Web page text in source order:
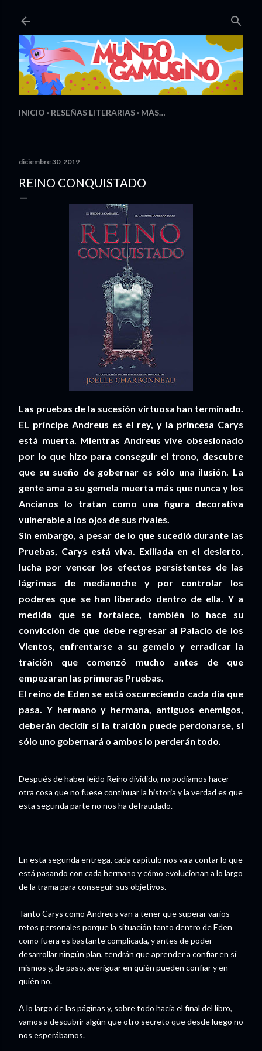
INICIO RESEÑAS LITERARIAS MÁS…
diciembre 30, 2019
REINO CONQUISTADO
Las pruebas de la sucesión virtuosa han terminado.
EL príncipe Andreus es el rey, y la princesa Carys
está muerta. Mientras Andreus vive obsesionado
por lo que hizo para conseguir el trono, descubre
que su sueño de gobernar es sólo una ilusión. La
gente ama a su gemela muerta más que nunca y los
Ancianos lo tratan como una figura decorativa
vulnerable a los ojos de sus rivales.
Sin embargo, a pesar de lo que sucedió durante las
Pruebas, Carys está viva. Exiliada en el desierto,
lucha por vencer los efectos persistentes de las
lágrimas de medianoche y por controlar los
poderes que se han liberado dentro de ella. Y a
medida que se fortalece, también lo hace su
convicción de que debe regresar al Palacio de los
Vientos, enfrentarse a su gemelo y erradicar la
traición que comenzó mucho antes de que
empezaran las primeras Pruebas.
El reino de Eden se está oscureciendo cada día que
pasa. Y hermano y hermana, antiguos enemigos,
deberán decidir si la traición puede perdonarse, si
sólo uno gobernará o ambos lo perderán todo.
Después de haber leído Reino dividido, no podíamos hacer
otra cosa que no fuese continuar la historia y la verdad es que
esta segunda parte no nos ha defraudado.
En esta segunda entrega, cada capítulo nos va a contar lo que
está pasando con cada hermano y cómo evolucionan a lo largo
de la trama para conseguir sus objetivos.
Tanto Carys como Andreus van a tener que superar varios
retos personales porque la situación tanto dentro de Eden
como fuera es bastante complicada, y antes de poder
desarrollar ningún plan, tendrán que aprender a confiar en sí
mismos y, de paso, averiguar en quién pueden confiar y en
quién no.
A lo largo de las páginas y, sobre todo hacia el final del libro,
vamos a descubrir algún que otro secreto que desde luego no
nos esperábamos.